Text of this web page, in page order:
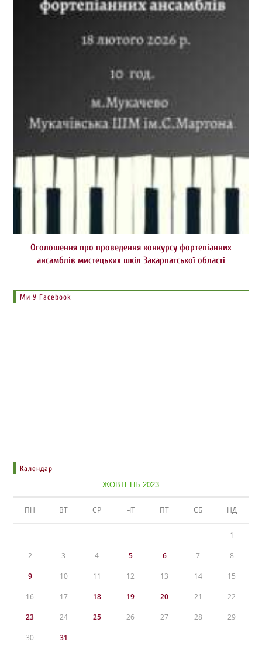
Оголошення про проведення конкурсу фортепіанних
ансамблів мистецьких шкіл Закарпатської області
Ми У Facebook
Календар
ЖОВТЕНЬ 2023
ПН ВТ СР ЧТ ПТ СБ НД
1
2 3 4 5 6 7 8
9 10 11 12 13 14 15
16 17 18 19 20 21 22
23 24 25 26 27 28 29
30 31